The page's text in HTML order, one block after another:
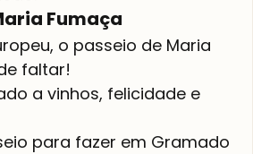
Fumaça
o passeio de Maria
faltar!
a vinhos, felicidade e
para fazer em Gramado